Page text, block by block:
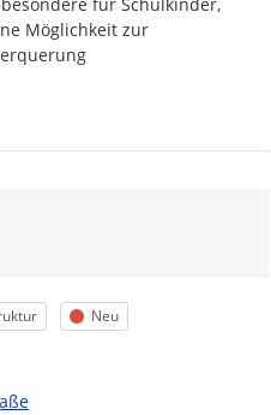
Möglichkeit zur
Status
Neu